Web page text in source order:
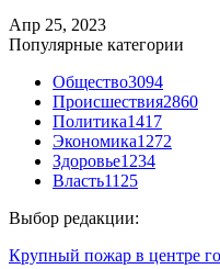
Апр 25, 2023
Популярные категории
Общество3094
Происшествия2860
Политика1417
Экономика1272
Здоровье1234
Власть1125
Выбор редакции:
Крупный пожар в центре